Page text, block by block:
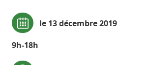
le 13 décembre 2019
9h-18h